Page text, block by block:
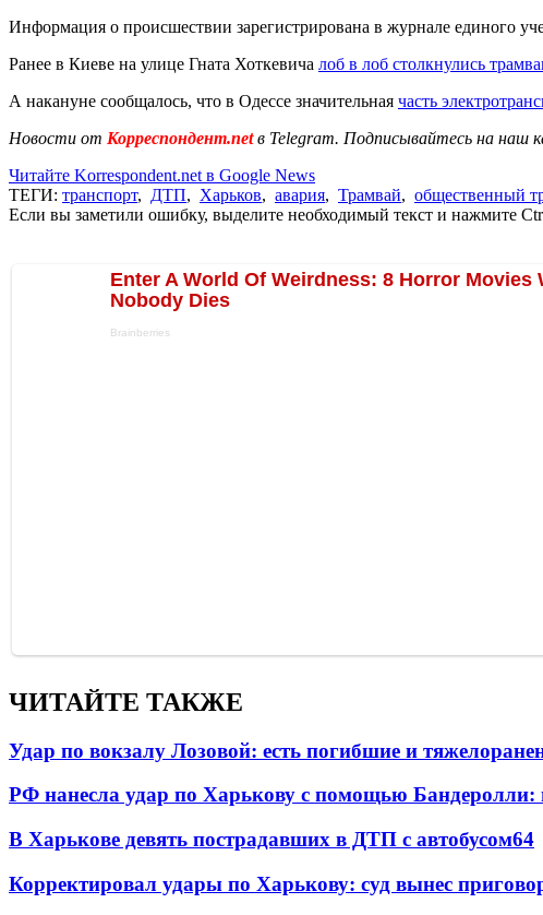
Информация о происшествии зарегистрирована в журнале единого
Ранее в Киеве на улице Гната Хоткевича лоб в лоб столкнулись
А накануне сообщалось, что в Одессе значительная часть
Новости от Корреспондент.netв Telegram. Подписывайтесь на наш
Читайте Korrespondent.net в Google News
ТЕГИ: транспорт, ДТП, Харьков, авария, Трамвай, общественный
Если вы заметили ошибку, выделите необходимый текст и нажмите
ЧИТАЙТЕ ТАКЖЕ
Удар по вокзалу Лозовой: есть погибшие и
РФ нанесла удар по Харькову с помощью Бандеролли:
В Харькове девять пострадавших в ДТП с автобусом64
Корректировал удары по Харькову: суд вынес